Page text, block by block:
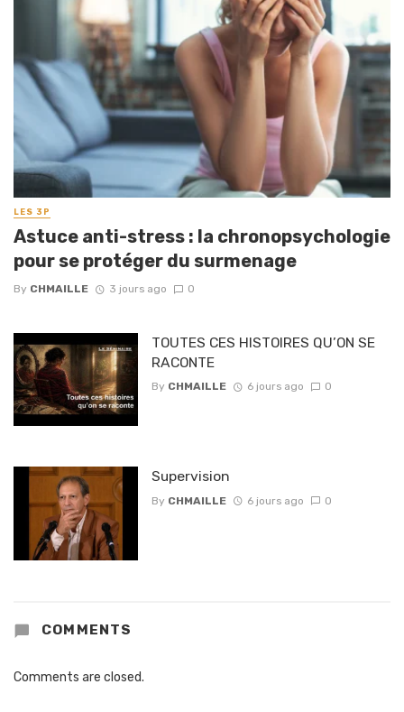
LES 3P
Astuce anti-stress : la chronopsychologie
pour se protéger du surmenage
By CHMAILLE 3 jours ago 0
TOUTES CES HISTOIRES QU’ON SE
RACONTE
By CHMAILLE 6 jours ago 0
Supervision
By CHMAILLE 6 jours ago 0
COMMENTS
Comments are closed.